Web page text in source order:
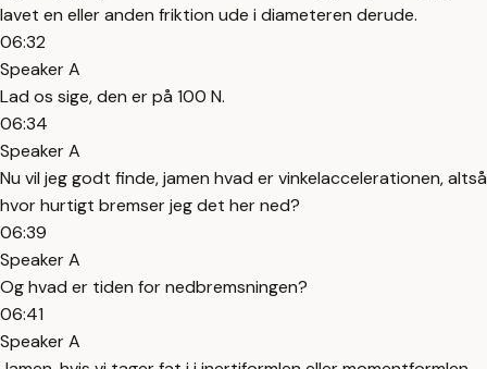
lavet en eller anden friktion ude i diameteren derude.
06:32
Speaker A
Lad os sige, den er på 100 N.
06:34
Speaker A
Nu vil jeg godt finde, jamen hvad er vinkelaccelerationen, altså
hvor hurtigt bremser jeg det her ned?
06:39
Speaker A
Og hvad er tiden for nedbremsningen?
06:41
Speaker A